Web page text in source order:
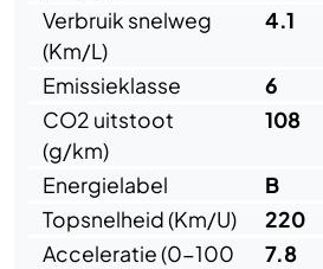
Verbruik snelweg
(Km/L)
4.1
Emissieklasse
6
CO2 uitstoot
(g/km)
108
Energielabel
B
Topsnelheid (Km/U)
220
Acceleratie (0-100
7.8